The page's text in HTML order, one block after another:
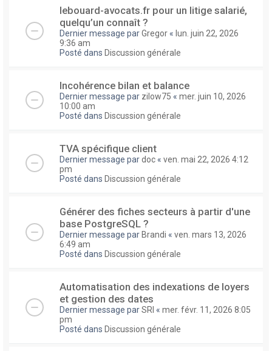
lebouard-avocats.fr pour un litige salarié,
quelqu’un connaît ?
Dernier message parGregor « lun. juin 22, 2026
9:36 am
Posté dans Discussion générale
Incohérence bilan et balance
Dernier message par zilow75 « mer. juin 10, 2026
10:00 am
Posté dans Discussion générale
TVA spécifique client
Dernier message pardoc « ven. mai 22, 2026 4:12
pm
Posté dans Discussion générale
Générer des fiches secteurs à partir d'une
base PostgreSQL ?
Dernier message par Brandi « ven. mars 13, 2026
6:49 am
Posté dans Discussion générale
Automatisation des indexations de loyers
et gestion des dates
Dernier message parSRI « mer. févr. 11, 2026 8:05
pm
Posté dans Discussion générale